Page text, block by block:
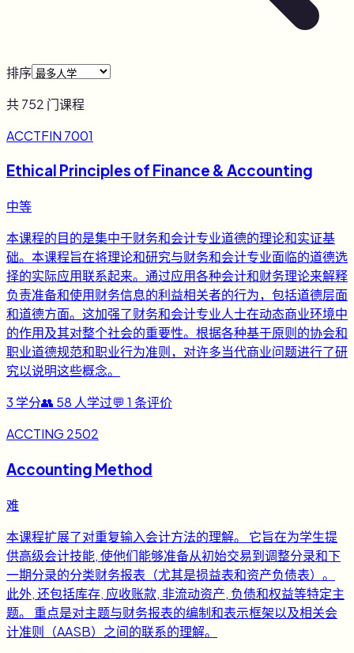
排序
共752 门课程
ACCTFIN 7001
Ethical Principles of Finance & Accounting
中等
本课程的目的是集中于财务和会计专业道德的理论和实证基
础。本课程旨在将理论和研究与财务和会计专业面临的道德选
择的实际应用联系起来。通过应用各种会计和财务理论来解释
负责准备和使用财务信息的利益相关者的行为，包括道德层面
和道德方面。这加强了财务和会计专业人士在动态商业环境中
的作用及其对整个社会的重要性。根据各种基于原则的协会和
职业道德规范和职业行为准则，对许多当代商业问题进行了研
究以说明这些概念。
3 学分👥 58 人学过💬 1 条评价
ACCTING 2502
Accounting Method
难
本课程扩展了对重复输入会计方法的理解。 它旨在为学生提
供高级会计技能, 使他们能够准备从初始交易到调整分录和下
一期分录的分类财务报表（尤其是损益表和资产负债表）。
此外, 还包括库存, 应收账款, 非流动资产, 负债和权益等特定主
题。 重点是对主题与财务报表的编制和表示框架以及相关会
计准则（AASB）之间的联系的理解。